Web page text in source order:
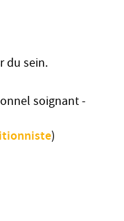
du sein.
soignant -
)